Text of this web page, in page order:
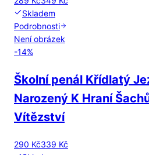
Skladem
Podrobnosti
Není obrázek
-14%
Školní penál Křídlatý
Narozený K Hraní
Vítězství
290 Kč339 Kč